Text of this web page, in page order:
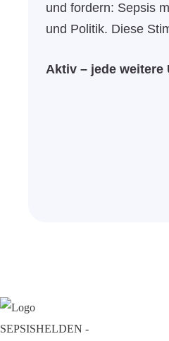
und fordern: Sepsis
und Politik. Diese
Aktiv – jede